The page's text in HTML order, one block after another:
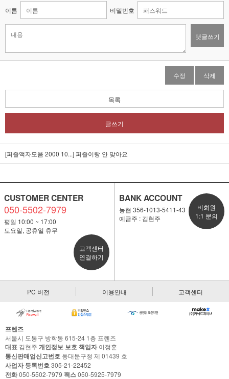
이름 비밀번호
댓글쓰기
수정 삭제
목록
글쓰기
[퍼즐액자모음 2000 10...]퍼즐이랑 안 맞아요
CUSTOMER CENTER
050-5502-7979
평일 10:00 ~ 17:00
토요일, 공휴일 휴무
고객센터
연결하기
BANK ACCOUNT
농협 356-1013-5411-43
예금주 : 김현주
비회원
1:1 문의
PC 버전 이용안내 고객센터
프렌즈
서울시 도봉구 방학동 615-24 1층 프렌즈
대표 김현주 개인정보 보호 책임자이정훈
통신판매업신고번호 동대문구청 제 01439 호
사업자 등록번호305-21-22452
전화050-5502-7979 팩스050-5925-7979